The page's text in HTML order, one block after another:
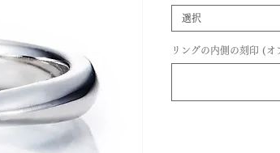
選択
リングの内側の刻印 (オ